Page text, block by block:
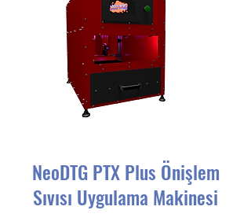
NeoDTG PTX Plus Önişlem
Sıvısı Uygulama Makinesi